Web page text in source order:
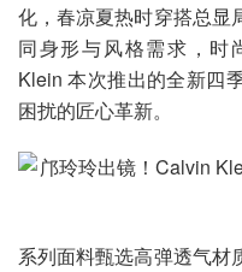
化，春凉夏热时穿搭总显
同身形与风格需求，时
Klein 本次推出的全新四
困扰的匠心革新。
系列面料甄选高弹透气材